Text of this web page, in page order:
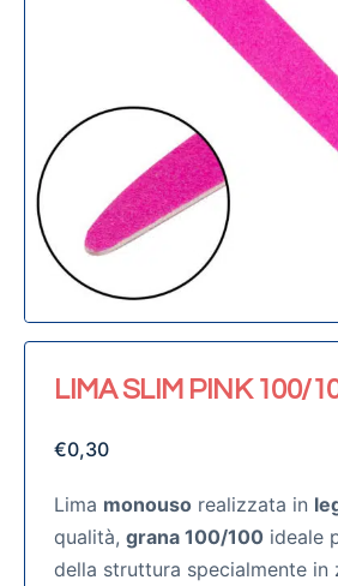
LIMA SLIM PINK 100/
€0,30
Lima monouso realizzata in
qualità, grana 100/100 ideale
della struttura specialmente in